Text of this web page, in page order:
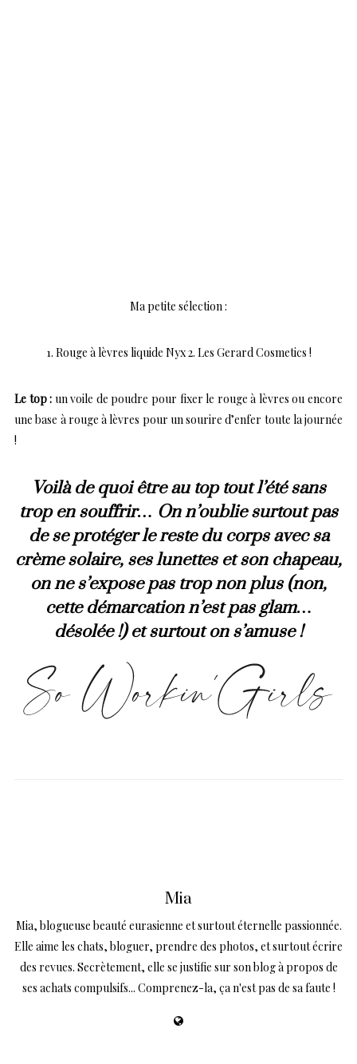
Ma petite sélection :
1. Rouge à lèvres liquide Nyx 2. Les Gerard Cosmetics !
Le top : un voile de poudre pour fixer le rouge à lèvres ou encore
une base à rouge à lèvres pour un sourire d’enfer toute la journée
!
Voilà de quoi être au top tout l’été sans
trop en souffrir… On n’oublie surtout pas
de se protéger le reste du corps avec sa
crème solaire, ses lunettes et son chapeau,
on ne s’expose pas trop non plus (non,
cette démarcation n’est pas glam…
désolée !) et surtout on s’amuse !
Mia
Mia, blogueuse beauté eurasienne et surtout éternelle passionnée.
Elle aime les chats, bloguer, prendre des photos, et surtout écrire
des revues. Secrètement, elle se justifie sur son blog à propos de
ses achats compulsifs... Comprenez-la, ça n'est pas de sa faute !